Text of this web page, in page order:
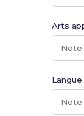
Arts
Note
Note